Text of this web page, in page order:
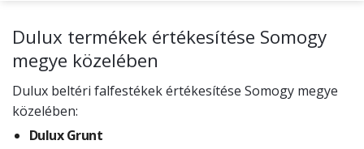
Dulux termékek értékesítése Somogy
megye közelében
Dulux beltéri falfestékek értékesítése Somogy megye
közelében:
Dulux Grunt